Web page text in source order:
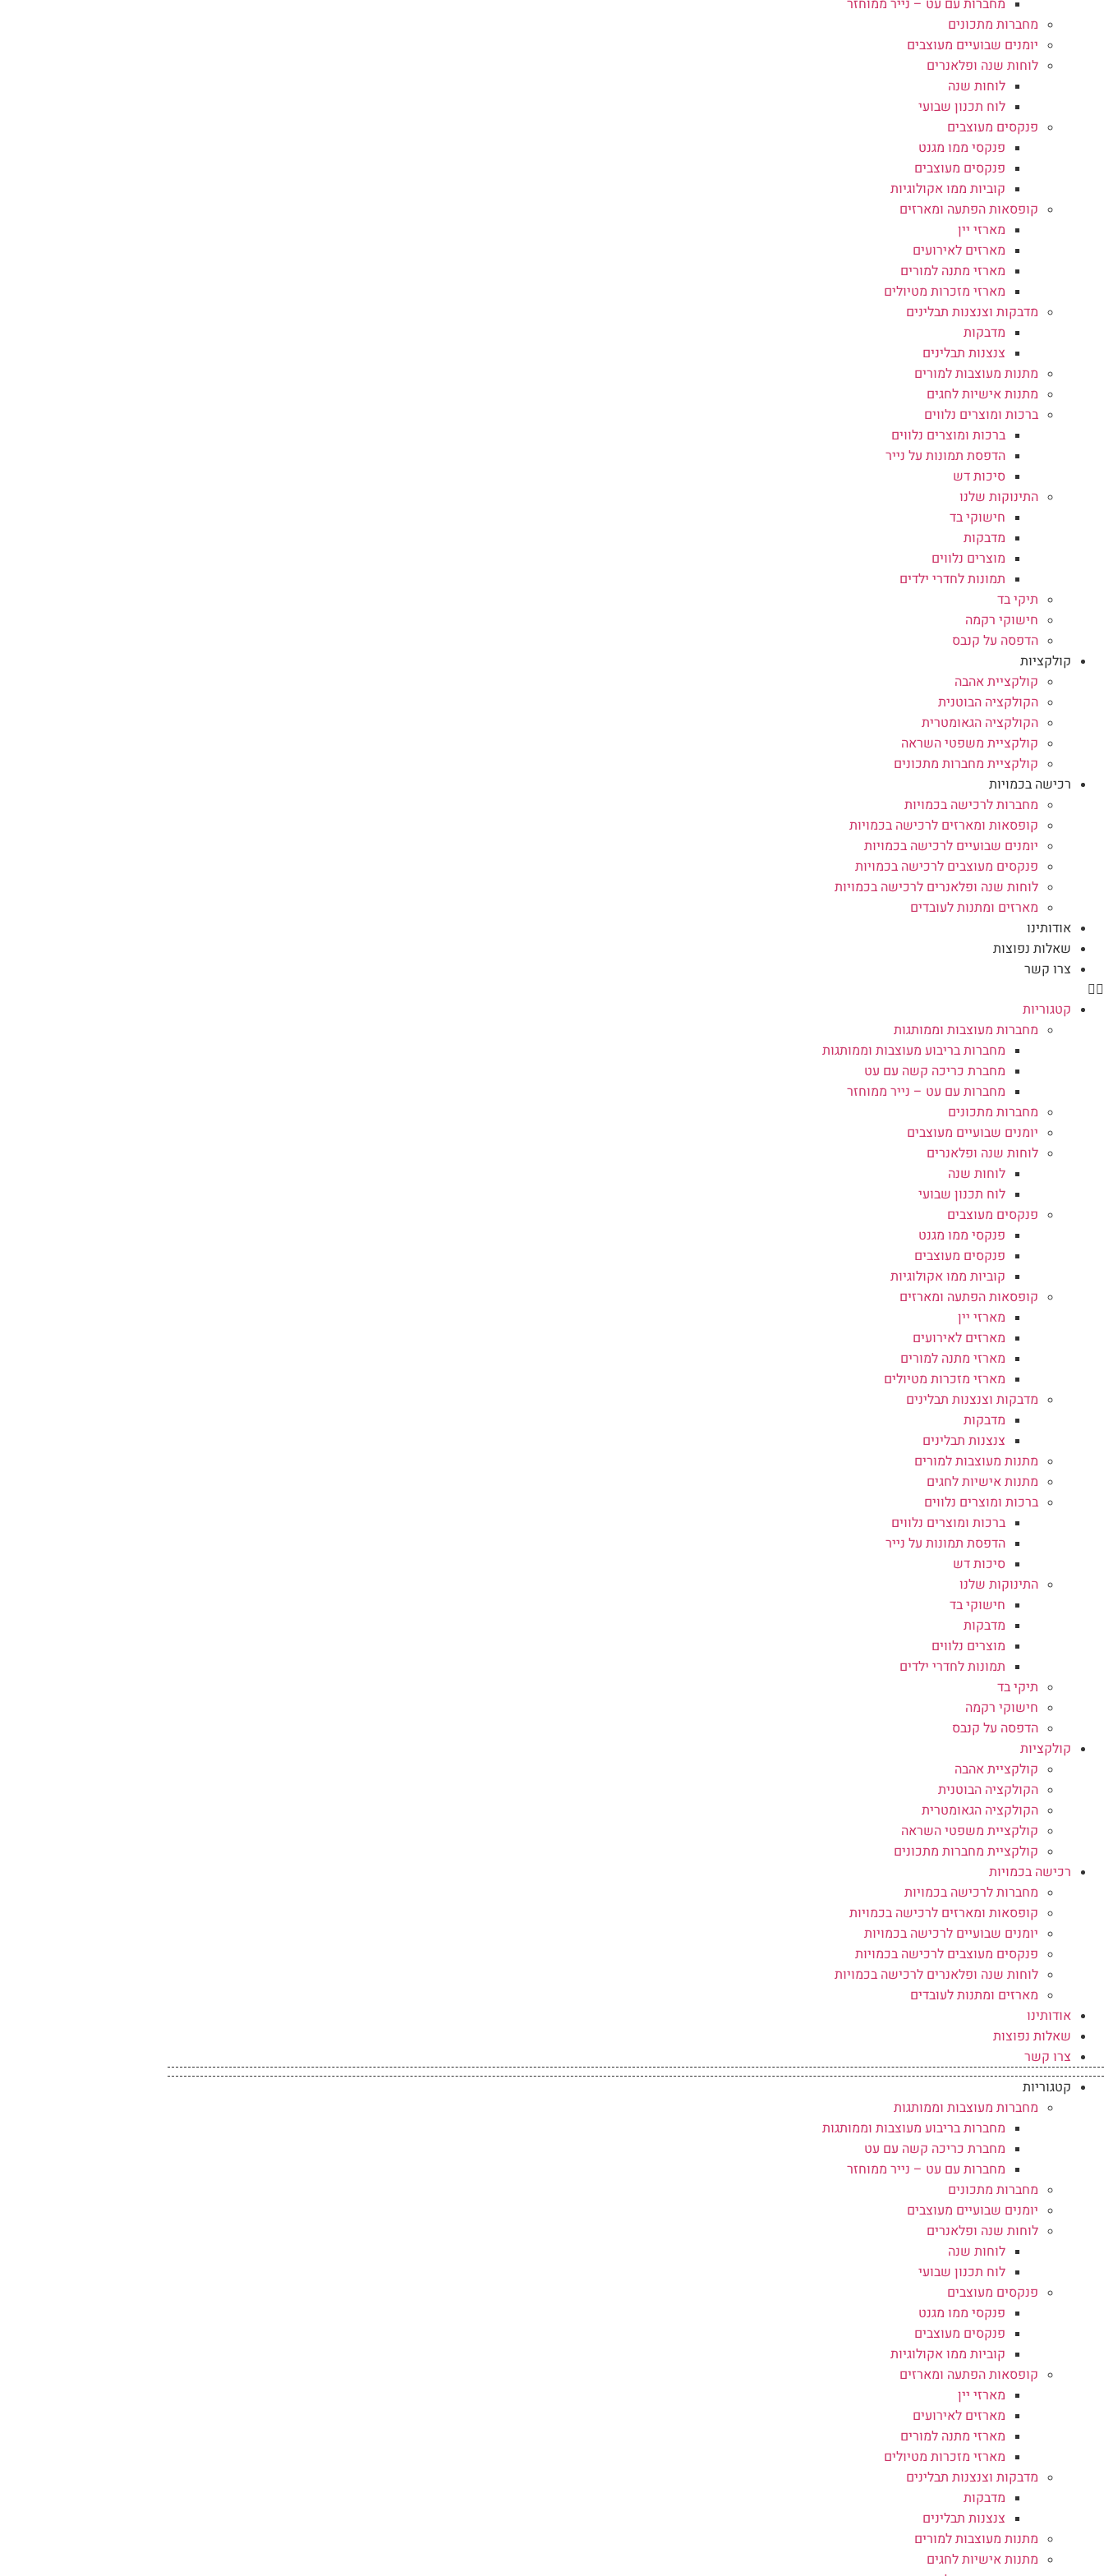
מחברות מתכונים
יומנים שבועיים מעוצבים
לוחות שנה ופלאנרים
לוחות שנה
לוח תכנון שבועי
פנקסים מעוצבים
פנקסי ממו מגנט
פנקסים מעוצבים
קוביות ממו אקולוגיות
קופסאות הפתעה ומארזים
מארזי יין
מארזים לאירועים
מארזי מתנה למורים
מארזי מזכרות מטיולים
מדבקות וצנצנות תבלינים
מדבקות
צנצנות תבלינים
מתנות מעוצבות למורים
מתנות אישיות לחגים
ברכות ומוצרים נלווים
ברכות ומוצרים נלווים
הדפסת תמונות על נייר
סיכות דש
התינוקות שלנו
חישוקי בד
מדבקות
מוצרים נלווים
תמונות לחדרי ילדים
תיקי בד
חישוקי רקמה
הדפסה על קנבס
קולקציות
קולקציית אהבה
הקולקציה הבוטנית
הקולקציה הגאומטרית
קולקציית משפטי השראה
קולקציית מחברות מתכונים
רכישה בכמויות
מחברות לרכישה בכמויות
קופסאות ומארזים לרכישה בכמויות
יומנים שבועיים לרכישה בכמויות
פנקסים מעוצבים לרכישה בכמויות
לוחות שנה ופלאנרים לרכישה בכמויות
מארזים ומתנות לעובדים
אודותינו
שאלות נפוצות
צרו קשר
קטגוריות
מחברות מעוצבות וממותגות
מחברות בריבוע מעוצבות וממותגות
מחברת כריכה קשה עם עט
מחברות עם עט – נייר ממוחזר
מחברות מתכונים
יומנים שבועיים מעוצבים
לוחות שנה ופלאנרים
לוחות שנה
לוח תכנון שבועי
פנקסים מעוצבים
פנקסי ממו מגנט
פנקסים מעוצבים
קוביות ממו אקולוגיות
קופסאות הפתעה ומארזים
מארזי יין
מארזים לאירועים
מארזי מתנה למורים
מארזי מזכרות מטיולים
מדבקות וצנצנות תבלינים
מדבקות
צנצנות תבלינים
מתנות מעוצבות למורים
מתנות אישיות לחגים
ברכות ומוצרים נלווים
ברכות ומוצרים נלווים
הדפסת תמונות על נייר
סיכות דש
התינוקות שלנו
חישוקי בד
מדבקות
מוצרים נלווים
תמונות לחדרי ילדים
תיקי בד
חישוקי רקמה
הדפסה על קנבס
קולקציות
קולקציית אהבה
הקולקציה הבוטנית
הקולקציה הגאומטרית
קולקציית משפטי השראה
קולקציית מחברות מתכונים
רכישה בכמויות
מחברות לרכישה בכמויות
קופסאות ומארזים לרכישה בכמויות
יומנים שבועיים לרכישה בכמויות
פנקסים מעוצבים לרכישה בכמויות
לוחות שנה ופלאנרים לרכישה בכמויות
מארזים ומתנות לעובדים
אודותינו
שאלות נפוצות
צרו קשר
קטגוריות
מחברות מעוצבות וממותגות
מחברות בריבוע מעוצבות וממותגות
מחברת כריכה קשה עם עט
מחברות עם עט – נייר ממוחזר
מחברות מתכונים
יומנים שבועיים מעוצבים
לוחות שנה ופלאנרים
לוחות שנה
לוח תכנון שבועי
פנקסים מעוצבים
פנקסי ממו מגנט
פנקסים מעוצבים
קוביות ממו אקולוגיות
קופסאות הפתעה ומארזים
מארזי יין
מארזים לאירועים
מארזי מתנה למורים
מארזי מזכרות מטיולים
מדבקות וצנצנות תבלינים
מדבקות
צנצנות תבלינים
מתנות מעוצבות למורים
מתנות אישיות לחגים